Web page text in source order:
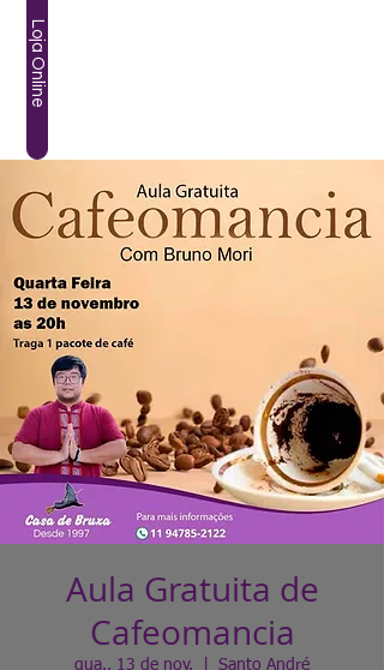
Loja Online
Aula Gratuita de
Cafeomancia
qua., 13 de nov. Santo André